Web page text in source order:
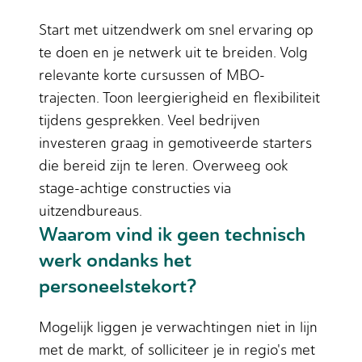
Start met uitzendwerk om snel ervaring op
te doen en je netwerk uit te breiden. Volg
relevante korte cursussen of MBO-
trajecten. Toon leergierigheid en flexibiliteit
tijdens gesprekken. Veel bedrijven
investeren graag in gemotiveerde starters
die bereid zijn te leren. Overweeg ook
stage-achtige constructies via
uitzendbureaus.
Waarom vind ik geen technisch
werk ondanks het
personeelstekort?
Mogelijk liggen je verwachtingen niet in lijn
met de markt, of solliciteer je in regio's met